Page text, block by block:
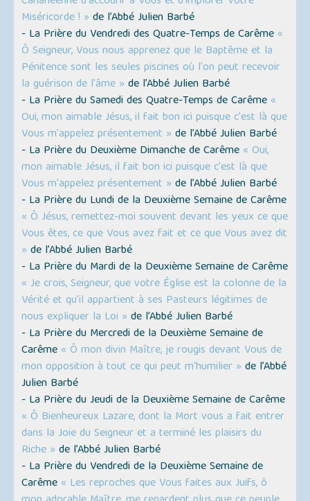
Miséricorde ! » de l’Abbé Julien Barbé
- La Prière du Vendredi des Quatre-Temps de Carême «
Ô Seigneur, Vous nous apprenez que le Baptême et la
Pénitence sont les seules piscines où l'on peut recevoir
la guérison de l'âme » de l’Abbé Julien Barbé
- La Prière du Samedi des Quatre-Temps de Carême «
Oui, mon aimable Jésus, il fait bon ici puisque c'est là que
Vous m'appelez présentement » de l’Abbé Julien Barbé
- La Prière du Deuxième Dimanche de Carême « Oui,
mon aimable Jésus, il fait bon ici puisque c'est là que
Vous m'appelez présentement » de l’Abbé Julien Barbé
- La Prière du Lundi de la Deuxième Semaine de Carême
« Ô Jésus, remettez-moi souvent devant les yeux ce que
Vous êtes, ce que Vous avez fait et ce que Vous avez dit
» de l’Abbé Julien Barbé
- La Prière du Mardi de la Deuxième Semaine de Carême
« Je crois, Seigneur, que votre Église est la colonne de la
Vérité et qu'il appartient à ses Pasteurs légitimes de
nous expliquer la Loi » de l’Abbé Julien Barbé
- La Prière du Mercredi de la Deuxième Semaine de
Carême « Ô mon divin Maître, je rougis devant Vous de
mon opposition à tout ce qui peut m'humilier » de l’Abbé
Julien Barbé
- La Prière du Jeudi de la Deuxième Semaine de Carême
« Ô Bienheureux Lazare, dont la Mort vous a fait entrer
dans la Joie du Seigneur et a terminé les plaisirs du
Riche » de l’Abbé Julien Barbé
- La Prière du Vendredi de la Deuxième Semaine de
Carême « Les reproches que Vous faites aux Juifs, ô